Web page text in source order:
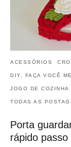
ACESSÓRIOS
DIY, FAÇA VOCÊ
JOGO DE COZINHA
TODAS AS
Porta
rápido